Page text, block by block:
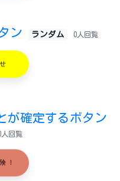
ン ランダム 0人回覧
が確定するボタン
人回覧
！